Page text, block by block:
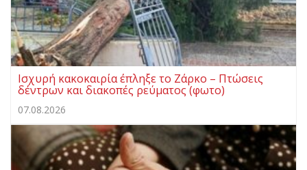
Ισχυρή κακοκαιρία έπληξε το Ζάρκο – Πτώσεις
δέντρων και διακοπές ρεύματος (φωτο)
07.08.2026